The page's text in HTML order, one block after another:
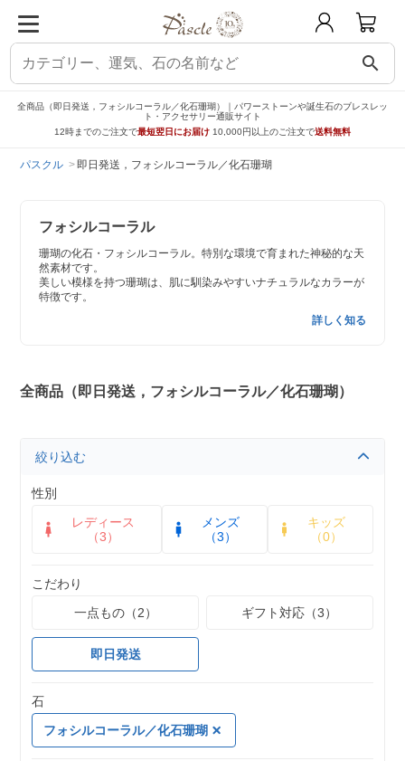
search
全商品（即日発送，フォシルコーラル／化石珊瑚）｜パワーストーンや誕生石のブレスレッ
ト・アクセサリー通販サイト
12時までのご注文で最短翌日にお届け 10,000円以上のご注文で送料無料
パスクル 即日発送，フォシルコーラル／化石珊瑚
フォシルコーラル
珊瑚の化石・フォシルコーラル。特別な環境で育まれた神秘的な天
然素材です。
美しい模様を持つ珊瑚は、肌に馴染みやすいナチュラルなカラーが
特徴です。
詳しく知る
全商品（即日発送，フォシルコーラル／化石珊瑚）
絞り込む
性別
レディース
（3）
メンズ
（3）
キッズ
（0）
こだわり
一点もの（2）
ギフト対応（3）
即日発送
石
フォシルコーラル／化石珊瑚